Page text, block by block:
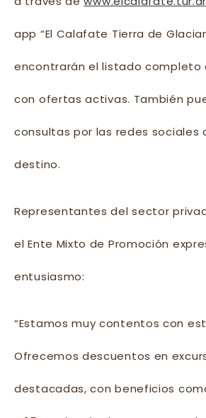
app “El Calafate Tierra de
encontrarán el listado completo
con ofertas activas. También
consultas por las redes sociales
destino.
Representantes del sector
el Ente Mixto de Promoción
entusiasmo:
“Estamos muy contentos con
Ofrecemos descuentos en
destacadas, con beneficios